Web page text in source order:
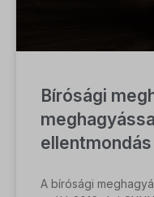
Bírósági
ellentmondás
A bírósági